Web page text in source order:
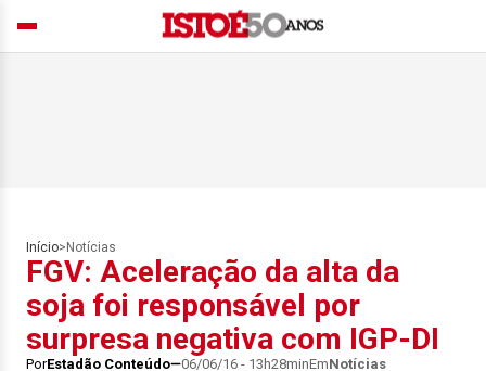
Início> Notícias
FGV: Aceleração da alta da
soja foi responsável por
surpresa negativa com IGP-DI
PorEstadão Conteúdo 06/06/16 - 13h28minEmNotícias